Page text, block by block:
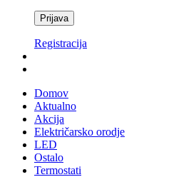
Registracija
Domov
Aktualno
Akcija
Električarsko orodje
LED
Ostalo
Termostati